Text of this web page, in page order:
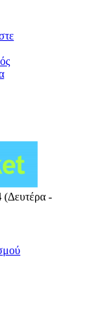
(Δευτέρα -